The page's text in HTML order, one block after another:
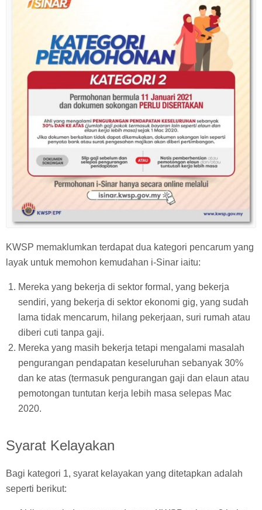
KWSP memaklumkan terdapat dua kategori pencarum yang
layak untuk memohon kemudahan i-Sinar iaitu:
Mereka yang bekerja di sektor formal, yang bekerja
sendiri, yang bekerja di sektor ekonomi gig, yang sudah
lama tidak mencarum, hilang pekerjaan, suri rumah atau
diberi cuti tanpa gaji.
Mereka yang masih bekerja tetapi mengalami masalah
pengurangan pendapatan keseluruhan sebanyak 30%
dan ke atas (termasuk pengurangan gaji dan elaun atau
pemotongan tuntutan kerja lebih masa selepas Mac
2020.
Syarat Kelayakan
Bagi kategori 1, syarat kelayakan yang ditetapkan adalah
seperti berikut: